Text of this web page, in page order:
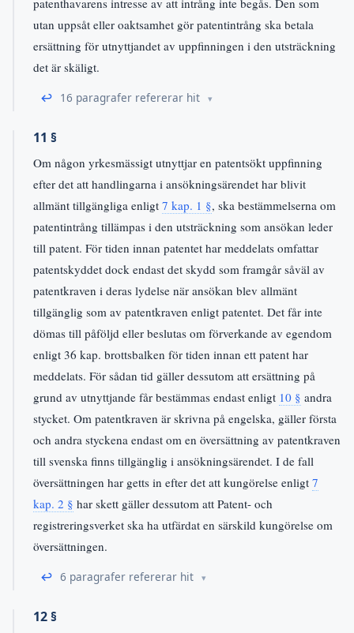
patenthavarens intresse av att intrång inte begås. Den som
utan uppsåt eller oaktsamhet gör patentintrång ska betala
ersättning för utnyttjandet av uppfinningen i den utsträckning
det är skäligt.
↩ 16 paragrafer refererar hit
11 §
Om någon yrkesmässigt utnyttjar en patentsökt uppfinning
efter det att handlingarna i ansökningsärendet har blivit
allmänt tillgängliga enligt 7 kap. 1 §, ska bestämmelserna om
patentintrång tillämpas i den utsträckning som ansökan leder
till patent. För tiden innan patentet har meddelats omfattar
patentskyddet dock endast det skydd som framgår såväl av
patentkraven i deras lydelse när ansökan blev allmänt
tillgänglig som av patentkraven enligt patentet. Det får inte
dömas till påföljd eller beslutas om förverkande av egendom
enligt 36 kap. brottsbalken för tiden innan ett patent har
meddelats. För sådan tid gäller dessutom att ersättning på
grund av utnyttjande får bestämmas endast enligt 10 § andra
stycket. Om patentkraven är skrivna på engelska, gäller första
och andra styckena endast om en översättning av patentkraven
till svenska finns tillgänglig i ansökningsärendet. I de fall
översättningen har getts in efter det att kungörelse enligt 7
kap. 2 § har skett gäller dessutom att Patent- och
registreringsverket ska ha utfärdat en särskild kungörelse om
översättningen.
↩ 6 paragrafer refererar hit
12 §